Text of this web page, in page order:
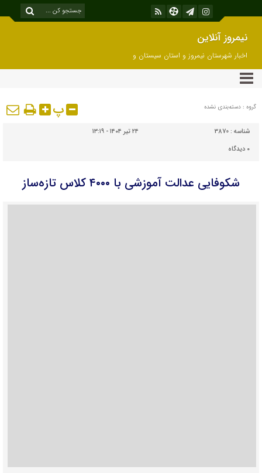
نیمروز آنلاین
اخبار شهرستان نیمروز و استان سیستان و
بلوچستان
گروه : دسته‌بندی نشده پ
شناسه : 3870
۲۴ تیر ۱۴۰۴ - ۱۳:۱۹
۰ دیدگاه
شکوفایی عدالت آموزشی با ۴۰۰۰ کلاس تازه‌ساز